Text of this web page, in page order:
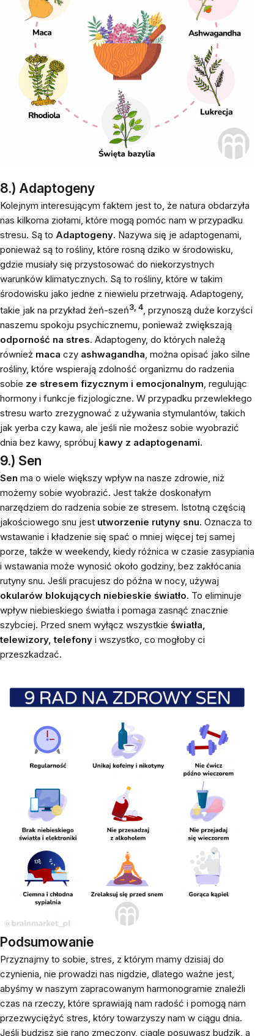
8.) Adaptogeny
Kolejnym interesującym faktem jest to, że natura obdarzyła
nas kilkoma ziołami, które mogą pomóc nam w przypadku
stresu. Są to Adaptogeny. Nazywa się je adaptogenami,
ponieważ są to rośliny, które rosną dziko w środowisku,
gdzie musiały się przystosować do niekorzystnych
warunków klimatycznych. Są to rośliny, które w takim
środowisku jako jedne z niewielu przetrwają. Adaptogeny,
takie jak na przykład żeń-szeń3, 4, przynoszą duże korzyści
naszemu spokoju psychicznemu, ponieważ zwiększają
odporność na stres. Adaptogeny, do których należą
również maca czy ashwagandha, można opisać jako silne
rośliny, które wspierają zdolność organizmu do radzenia
sobie ze stresem fizycznym i emocjonalnym, regulując
hormony i funkcje fizjologiczne. W przypadku przewlekłego
stresu warto zrezygnować z używania stymulantów, takich
jak yerba czy kawa, ale jeśli nie możesz sobie wyobrazić
dnia bez kawy, spróbuj kawy z adaptogenami.
9.) Sen
Sen ma o wiele większy wpływ na nasze zdrowie, niż
możemy sobie wyobrazić. Jest także doskonałym
narzędziem do radzenia sobie ze stresem. Istotną częścią
jakościowego snu jest utworzenie rutyny snu. Oznacza to
wstawanie i kładzenie się spać o mniej więcej tej samej
porze, także w weekendy, kiedy różnica w czasie zasypiania
i wstawania może wynosić około godziny, bez zakłócania
rutyny snu. Jeśli pracujesz do późna w nocy, używaj
okularów blokujących niebieskie światło. To eliminuje
wpływ niebieskiego światła i pomaga zasnąć znacznie
szybciej. Przed snem wyłącz wszystkie światła,
telewizory, telefony i wszystko, co mogłoby ci
przeszkadzać.
Podsumowanie
Przyznajmy to sobie, stres, z którym mamy dzisiaj do
czynienia, nie prowadzi nas nigdzie, dlatego ważne jest,
abyśmy w naszym zapracowanym harmonogramie znaleźli
czas na rzeczy, które sprawiają nam radość i pomogą nam
przezwyciężyć stres, który towarzyszy nam w ciągu dnia.
Jeśli budzisz się rano zmęczony, ciągle posuwasz budzik, a